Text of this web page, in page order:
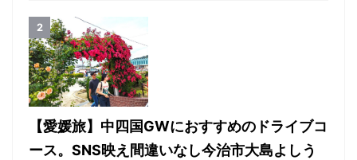
【愛媛旅】中四国GWにおすすめのドライブコ
ース。SNS映え間違いなし今治市大島よしう